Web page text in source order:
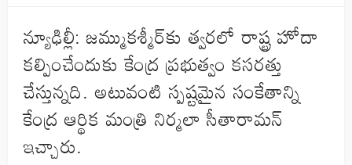
న్యూఢిల్లీ: జమ్ముకశ్మీర్‌కు త్వరలో రాష్ట్ర హోదా
కల్పించేందుకు కేంద్ర ప్రభుత్వం కసరత్తు
చేస్తున్నది. అటువంటి స్పష్టమైన సంకేతాన్ని
కేంద్ర ఆర్థిక మంత్రి నిర్మలా సీతారామన్
ఇచ్చారు.